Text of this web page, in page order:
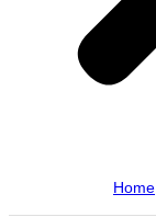
Home